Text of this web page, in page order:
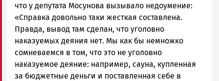
что у депутата Мосунова вызывало недоумение:
«Справка довольно таки жесткая составлена.
Правда, вывод там сделан, что уголовно
наказуемых деяния нет. Мы как бы немножко
сомневаемся в том, что это не уголовно
наказуемое деяние: например, сауна, купленная
за бюджетные деньги и поставленная себе в